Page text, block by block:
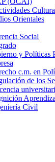
Orientales
Social
y Políticas
c.m. en
de los
Civil